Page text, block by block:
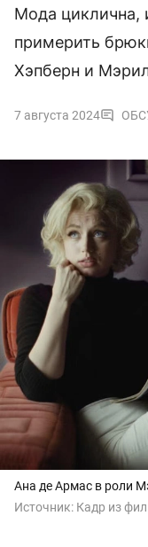
Мода циклична,
примерить
Хэпберн и
7 августа 2024
Ана де Армас в роли
Источник: Кадр из